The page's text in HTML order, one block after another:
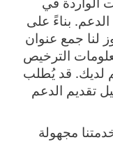
بناءً على
لنا جمع عنوان
الترخيص
لديك. قد يُطلب
تقديم الدعم
مجهولة